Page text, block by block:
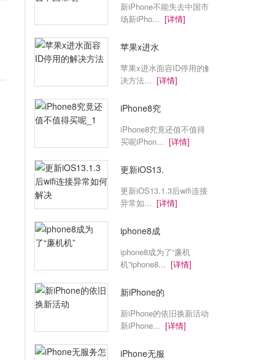
新iPhone不能失去中国市
场新iPho... [详情]
苹果x进水
苹果x进水面容ID停用的解
决方法... [详情]
iPhone8究
iPhone8究竟还值不值得
买呢iPhon... [详情]
更新iOS13.
更新iOS13.1.3后wifi连接
异常如... [详情]
iphone8成
iphone8成为了“廉机
机”iphone8... [详情]
新iPhone的
新iPhone的依旧换新活动
新iPhone... [详情]
iPhone无服